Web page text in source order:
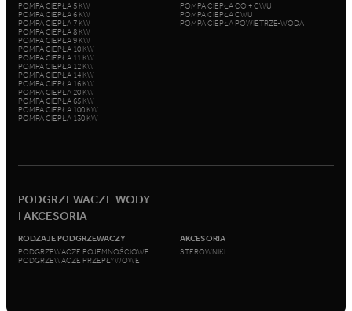
POMPA CIEPŁA 5 KW
POMPA CIEPŁA 6 KW
POMPA CIEPŁA 7 KW
POMPA CIEPŁA 8 KW
POMPA CIEPŁA 9 KW
POMPA CIEPŁA 10 KW
POMPA CIEPŁA 11 KW
POMPA CIEPŁA 12 KW
POMPA CIEPŁA 14 KW
POMPA CIEPŁA 16 KW
POMPA CIEPŁA 20 KW
POMPA CIEPŁA 65 KW
POMPA CIEPŁA 100 KW
POMPA CIEPŁA 130 KW
POMPA CIEPŁA CO + CWU
POMPA CIEPŁA CWU
POMPA CIEPŁA POWIETRZE-WODA
PODGRZEWACZE WODY
I AKCESORIA
RODZAJE PODGRZEWACZY
PODGRZEWACZE POJEMNOŚCIOWE
PODGRZEWACZE PRZEPŁYWOWE
AKCESORIA
STEROWNIKI